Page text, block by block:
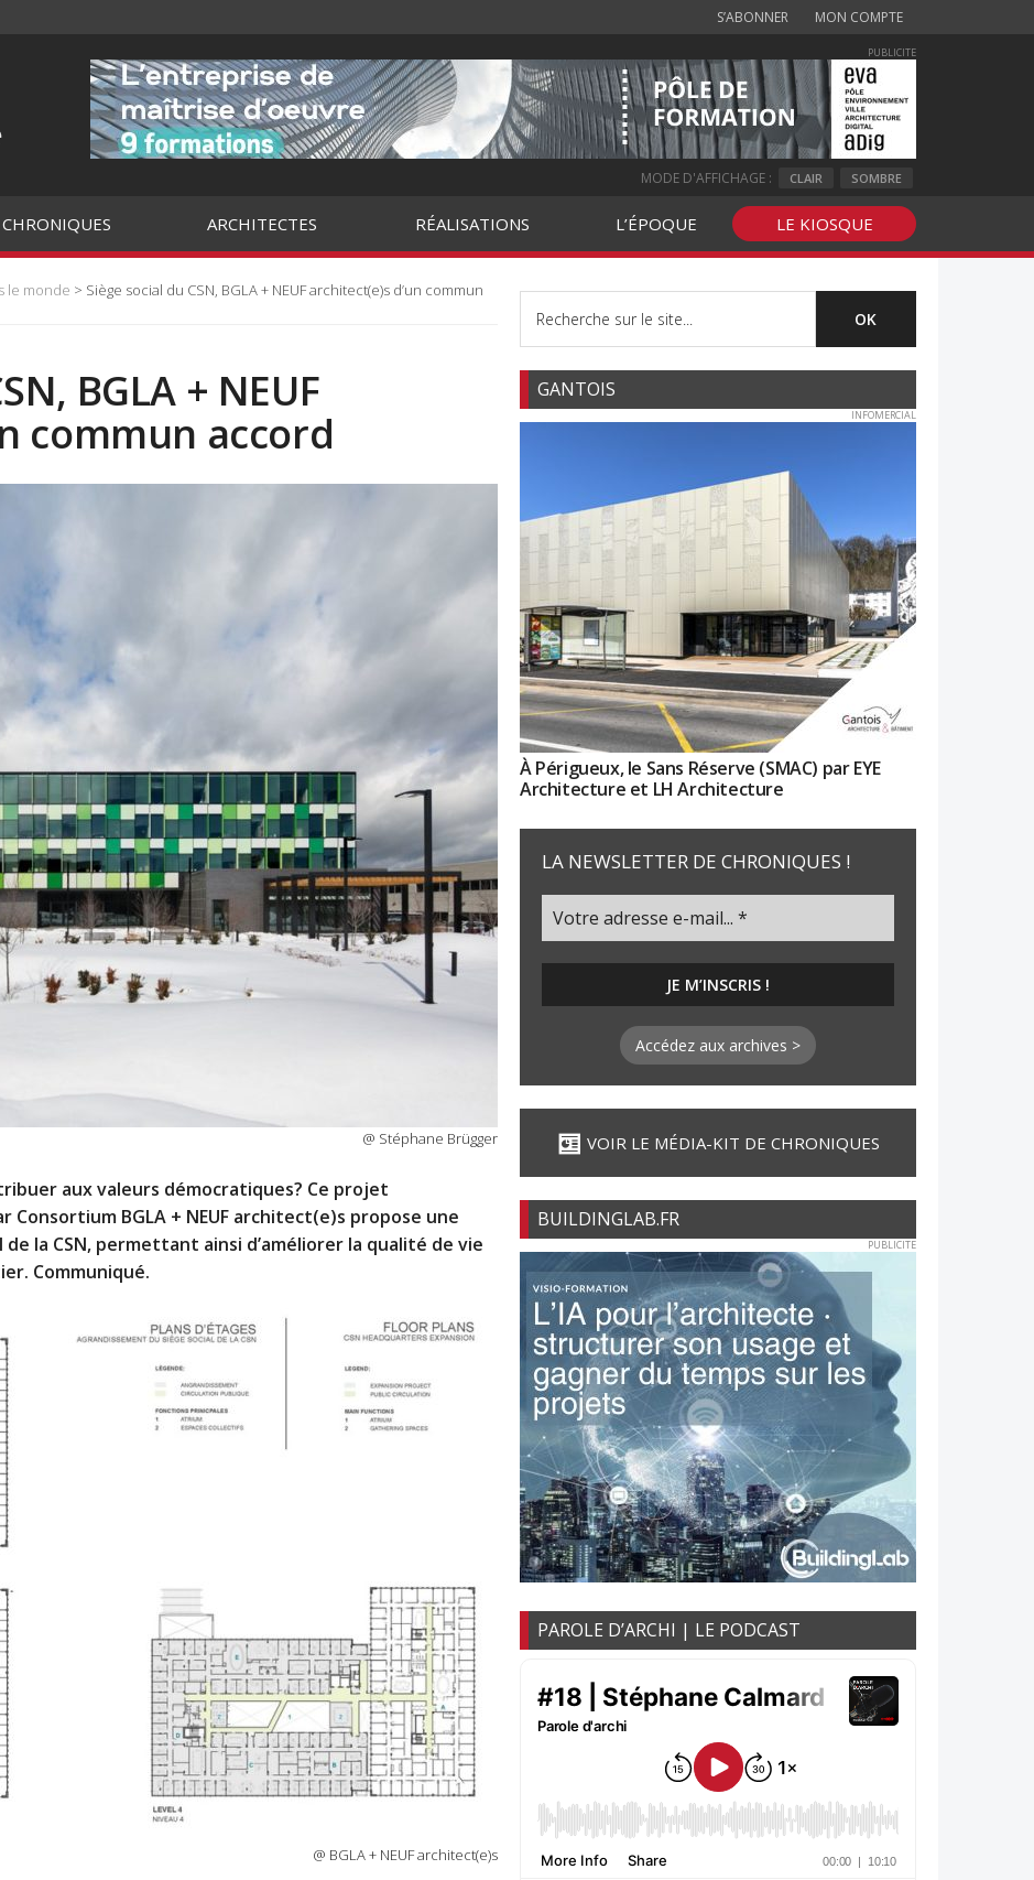
S’ABONNER MON COMPTE
PUBLICITE
MODE D'AFFICHAGE : CLAIR SOMBRE
CHRONIQUES ARCHITECTES RÉALISATIONS L’ÉPOQUE LE KIOSQUE
le monde > Siège social du CSN, BGLA + NEUF architect(e)s d’un commun
BGLA + NEUF
commun accord
@ Stéphane Brügger
aux valeurs démocratiques? Ce projet
Consortium BGLA + NEUF architect(e)s propose une
la CSN, permettant ainsi d’améliorer la qualité de vie
Communiqué.
@ BGLA + NEUF architect(e)s
GANTOIS
INFOMERCIAL
À Périgueux, le Sans Réserve (SMAC) par EYE
Architecture et LH Architecture
LA NEWSLETTER DE CHRONIQUES !
Accédez aux archives >
VOIR LE MÉDIA-KIT DE CHRONIQUES
BUILDINGLAB.FR
PUBLICITE
PAROLE D’ARCHI | LE PODCAST